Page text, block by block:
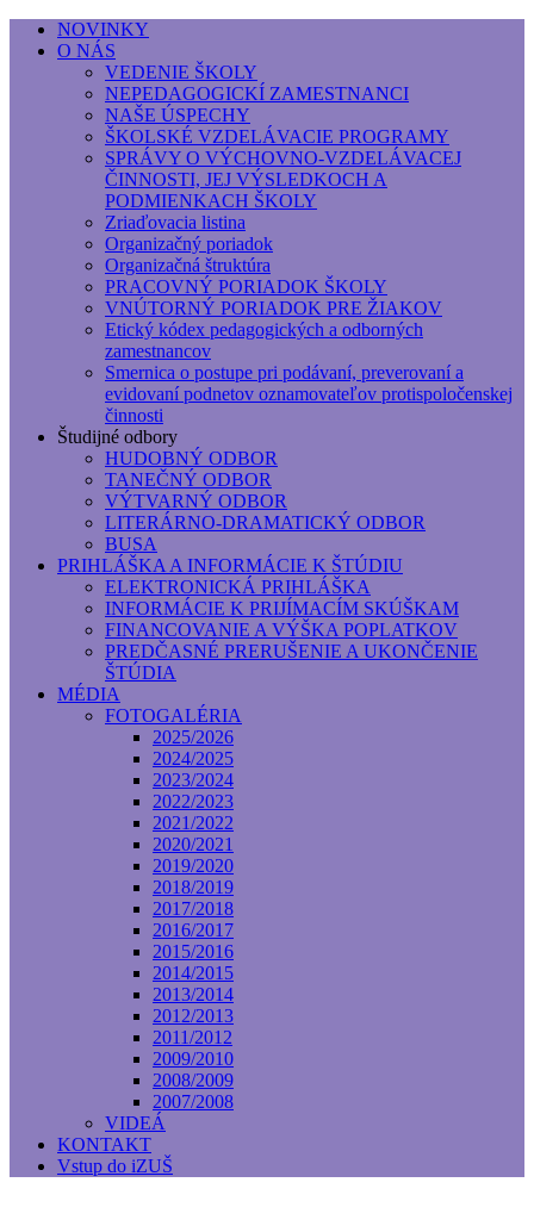
Základná umelecká škola, Hálkova
Základná umelecká škola, Hálkova 56, Bratislava -
NOVINKY
O NÁS
VEDENIE ŠKOLY
NEPEDAGOGICKÍ ZAMESTNANCI
NAŠE ÚSPECHY
ŠKOLSKÉ VZDELÁVACIE PROGRAMY
SPRÁVY O VÝCHOVNO-VZDELÁVACEJ
ČINNOSTI, JEJ VÝSLEDKOCH A
PODMIENKACH ŠKOLY
Zriaďovacia listina
Organizačný poriadok
Organizačná štruktúra
PRACOVNÝ PORIADOK ŠKOLY
VNÚTORNÝ PORIADOK PRE ŽIAKOV
Etický kódex pedagogických a odborných
zamestnancov
Smernica o postupe pri podávaní, preverovaní a
evidovaní podnetov oznamovateľov protispoločenskej
činnosti
Študijné odbory
HUDOBNÝ ODBOR
TANEČNÝ ODBOR
VÝTVARNÝ ODBOR
LITERÁRNO-DRAMATICKÝ ODBOR
BUSA
PRIHLÁŠKA A INFORMÁCIE K ŠTÚDIU
ELEKTRONICKÁ PRIHLÁŠKA
INFORMÁCIE K PRIJÍMACÍM SKÚŠKAM
FINANCOVANIE A VÝŠKA POPLATKOV
PREDČASNÉ PRERUŠENIE A UKONČENIE
ŠTÚDIA
MÉDIA
FOTOGALÉRIA
2025/2026
2024/2025
2023/2024
2022/2023
2021/2022
2020/2021
2019/2020
2018/2019
2017/2018
2016/2017
2015/2016
2014/2015
2013/2014
2012/2013
2011/2012
2009/2010
2008/2009
2007/2008
VIDEÁ
KONTAKT
Vstup do iZUŠ